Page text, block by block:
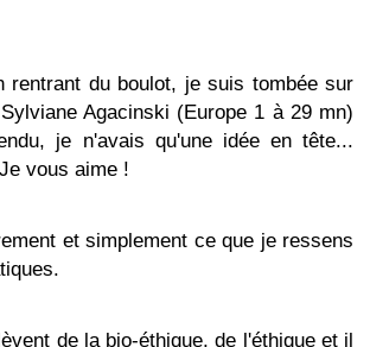
rentrant du boulot, je suis tombée sur
Agacinski (Europe 1 à 29 mn)
je n'avais qu'une idée en tête...
vous aime !
et simplement ce que je ressens
de la bio-éthique, de l'éthique et il